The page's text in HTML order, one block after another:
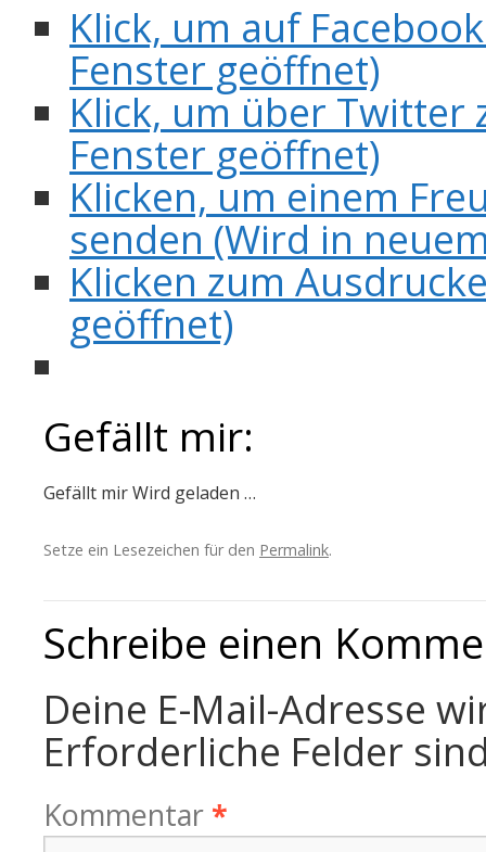
Klick, um auf
Fenster geöffnet)
Klick, um über Twitter
Fenster geöffnet)
Klicken, um einem
senden (Wird in
Klicken zum
geöffnet)
Gefällt mir:
Gefällt mirWird geladen …
Setze ein Lesezeichen für den Permalink.
Schreibe einen
Deine E-Mail-Adresse
Erforderliche Felder
Kommentar *